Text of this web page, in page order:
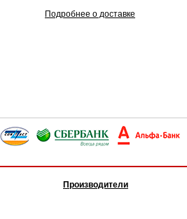
Подробнее о доставке
Производители